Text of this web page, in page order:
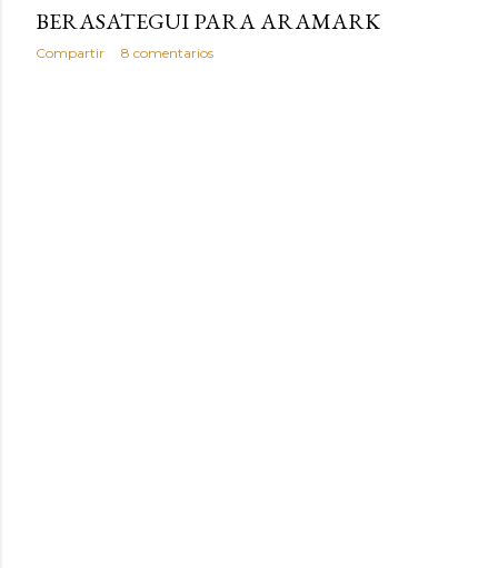
BERASATEGUI PARA ARAMARK
Compartir 8 comentarios